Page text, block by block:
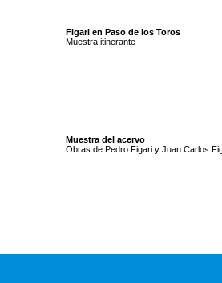
Figari en Paso de los Toros
Muestra itinerante
Muestra del acervo
Obras de Pedro Figari y Juan Carlos